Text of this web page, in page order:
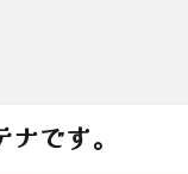
です。